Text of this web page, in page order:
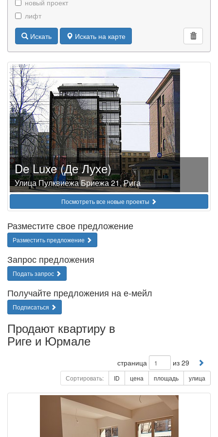
новый проект
лифт
Искать Искать на карте
De Luxe (Де Лухе)
Улица Пулквиежа Бриежа 21, Рига
Посмотреть все новые проекты
Разместите свое предложение
Разместить предложение
Запрос предложения
Подать запрос
Получайте предложения на е-мейл
Подписаться
Продают квартиру в
Риге и Юрмале
страница из 29
Сортировать: ID цена площадь улица